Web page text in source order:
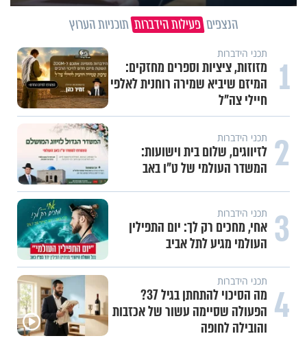
הנצפים פעילות הידברות תוכניות הערוץ
1 תכני הידברות
מזוזות, ציציות וספרים מחזקים:
המיזם שיביא שמירה רוחנית לאלפי
חיילי צה"ל
2 תכני הידברות
לזיווגים, שלום בית וישועות:
המשדר העולמי של ט"ו באב
3 תכני הידברות
אחי, מחכים רק לך: יום התפילין
העולמי מגיע לתל אביב
4 תכני הידברות
מה הסיכוי להתחתן בגיל 37?
הפעולה שסיימה עשור של אכזבות
והובילה לחופה